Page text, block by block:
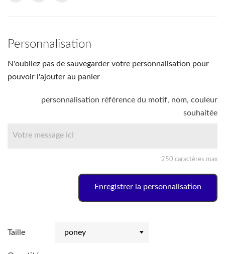
Personnalisation
N'oubliez pas de sauvegarder votre personnalisation pour
pouvoir l'ajouter au panier
personnalisation référence du motif, nom, couleur
souhaitée
250 caractères max
Enregistrer la personnalisation
Taille